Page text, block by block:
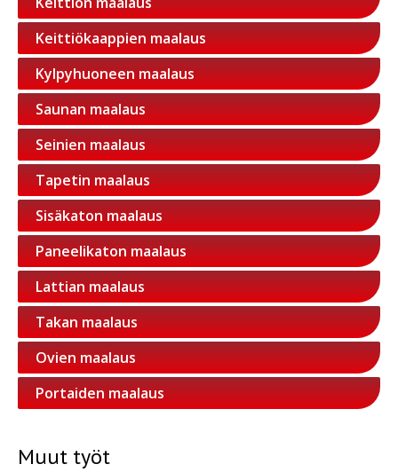
Keittiökaappien maalaus
Kylpyhuoneen maalaus
Saunan maalaus
Seinien maalaus
Tapetin maalaus
Sisäkaton maalaus
Paneelikaton maalaus
Lattian maalaus
Takan maalaus
Ovien maalaus
Portaiden maalaus
Muut työt